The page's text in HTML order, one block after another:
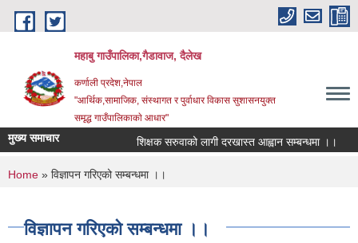
Skip to main content
महाबु गाउँपालिका,गैडावाज, दैलेख
कर्णाली प्रदेश,नेपाल
"आर्थिक,सामाजिक, संस्थागत र पुर्वाधार विकास सुशासनयुक्त
समृद्ध गाउँपालिकाकाे आधार"
मुख्य समाचार शिक्षक सरुवाको लागी दरखास्त आह्वान सम्बन्धमा ।।
You are here
Home » विज्ञापन गरिएको सम्बन्धमा ।।
विज्ञापन गरिएको सम्बन्धमा ।।